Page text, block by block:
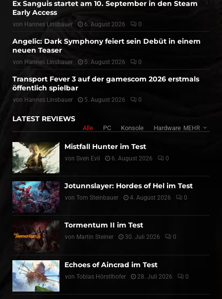
Ex Sanguis startet am 10. September in den Steam
Early Access
von Hannes Linsbauer 6. August 2026 0
Angelic: Dark Symphony feiert sein Debüt in einem
neuen Teaser
von Hannes Linsbauer 5. August 2026 0
Transport Fever 3 auf der gamescom 2026 erstmals
öffentlich spielbar
von Hannes Linsbauer 5. August 2026 0
LATEST REVIEWS
Alle PC Konsole Hardware MEHR
Mistfall Hunter im Test
von Sven Evil 6. August 2026 0
Jotunnslayer: Hordes of Hel im Test
von Tom Steinbauer 4. August 2026 0
Tormentum II im Test
von Martin Steiner 30. Juli 2026 0
Echoes of Aincrad im Test
von Tobias Hörstlhofer 28. Juli 2026 0